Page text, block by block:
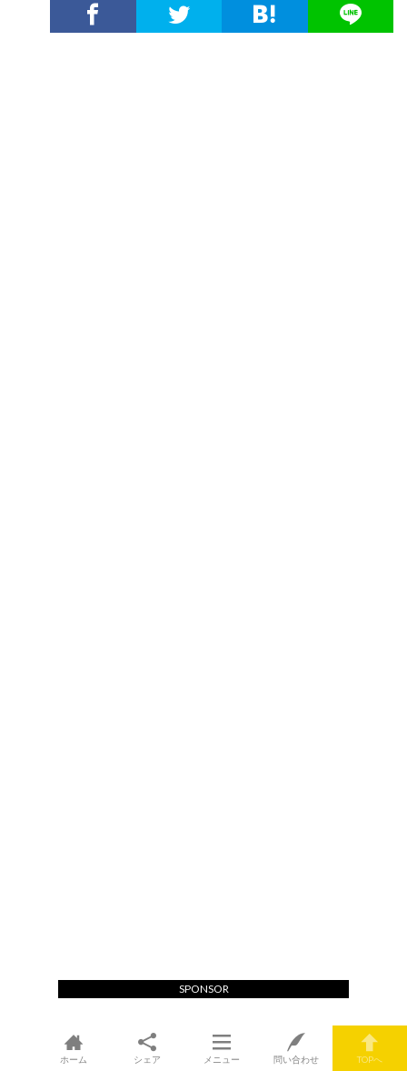
SPONSOR
ホーム シェア メニュー 問い合わせ TOPへ